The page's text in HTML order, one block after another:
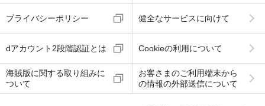
プライバシーポリシー 健全なサービスに向けて
dアカウント2段階認証とは Cookieの利用について
海賊版に関する取り組みに
ついて
お客さまのご利用端末から
の情報の外部送信について